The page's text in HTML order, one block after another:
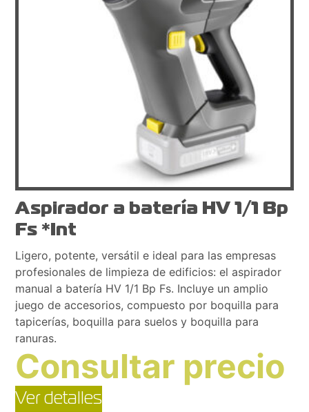
Aspirador a batería HV 1/1 Bp
Fs *Int
Ligero, potente, versátil e ideal para las empresas
profesionales de limpieza de edificios: el aspirador
manual a batería HV 1/1 Bp Fs. Incluye un amplio
juego de accesorios, compuesto por boquilla para
tapicerías, boquilla para suelos y boquilla para
ranuras.
Consultar precio
Ver detalles